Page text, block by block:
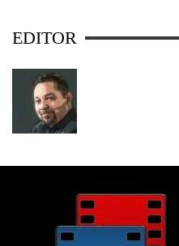
EDITOR